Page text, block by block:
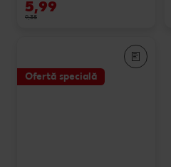
5,99
9,35
Ofertă specială